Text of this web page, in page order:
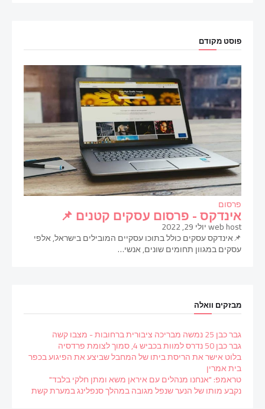
פוסט מקודם
פרסום
אינדקס - פרסום עסקים קטנים 📌
web hostיולי 29, 2022
📌אינדקס עסקים כולל בתוכו עסקיים המובילים בישראל, אלפי
עסקים במגוון תחומים שונים, אנשי…
מבזקים וואלה
גבר כבן 25 נמשה מבריכה ציבורית ברחובות - מצבו קשה
גבר כבן 50 נדרס למוות בכביש 4, סמוך לצומת פרדסיה
בלוט אישר את הריסת ביתו של המחבל שביצע את הפיגוע בכפר
בית אמרין
טראמפ: "אנחנו מנהלים עם איראן משא ומתן חלקי בלבד"
נקבע מותו של הנער שנפל מגובה במהלך סנפלינג במערת קשת